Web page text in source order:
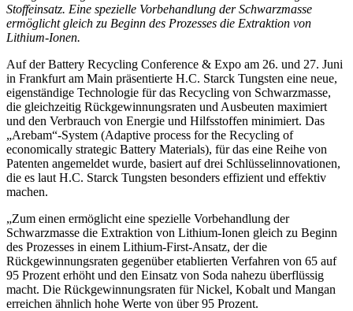
Stoff­einsatz. Eine spezielle Vorbehandlung der Schwarzmasse
ermöglicht gleich zu Beginn des Prozesses die Extraktion von
Lithium-Ionen.
Auf der Battery Recycling Conference & Expo am 26. und 27. Juni
in Frankfurt am Main präsentierte H.C. Starck Tungsten eine neue,
eigenständige Technologie für das Recycling von Schwarzmasse,
die gleichzeitig Rückgewinnungsraten und Ausbeuten maximiert
und den Verbrauch von Energie und Hilfsstoffen minimiert. Das
„Arebam“-System (Adaptive process for the Recycling of
economically strategic Battery Materials), für das eine Reihe von
Patenten angemeldet wurde, basiert auf drei Schlüsselinnovationen,
die es laut H.C. Starck Tungsten besonders effizient und effektiv
machen.
„Zum einen ermöglicht eine spezielle Vorbehandlung der
Schwarzmasse die Extraktion von Lithium-Ionen gleich zu Beginn
des Prozesses in einem Lithium-First-Ansatz, der die
Rückgewinnungsraten gegenüber etablierten Verfahren von 65 auf
95 Prozent erhöht und den Einsatz von Soda nahezu überflüssig
macht. Die Rückgewinnungsraten für Nickel, Kobalt und Mangan
erreichen ähnlich hohe Werte von über 95 Prozent.